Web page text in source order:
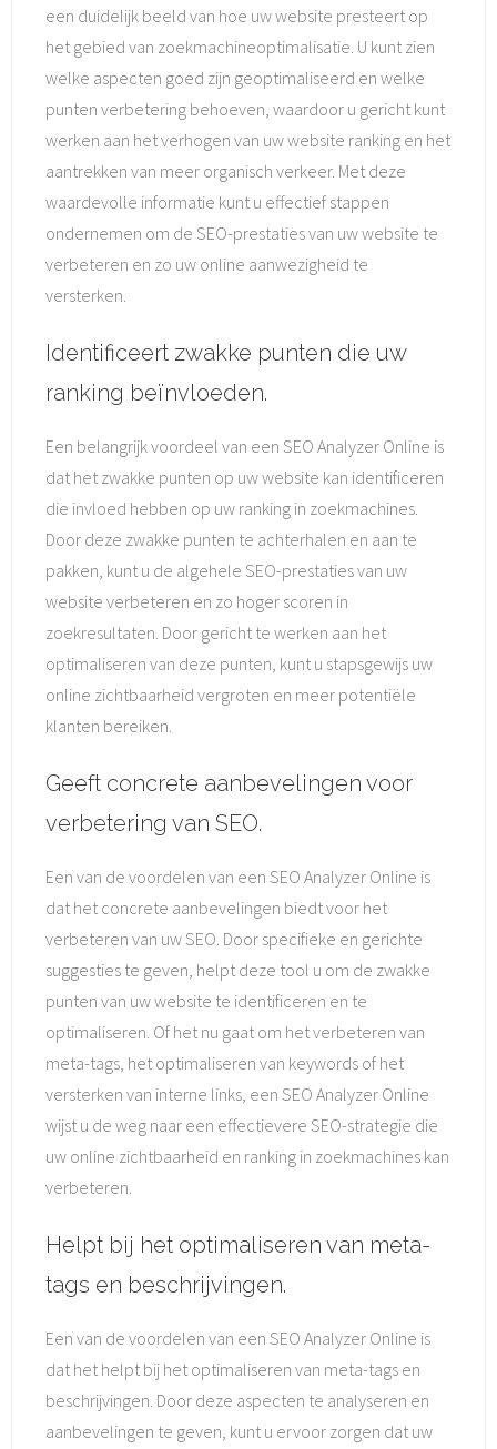
een duidelijk beeld van hoe uw website presteert op
het gebied van zoekmachineoptimalisatie. U kunt zien
welke aspecten goed zijn geoptimaliseerd en welke
punten verbetering behoeven, waardoor u gericht kunt
werken aan het verhogen van uw website ranking en het
aantrekken van meer organisch verkeer. Met deze
waardevolle informatie kunt u effectief stappen
ondernemen om de SEO-prestaties van uw website te
verbeteren en zo uw online aanwezigheid te
versterken.
Identificeert zwakke punten die uw
ranking beïnvloeden.
Een belangrijk voordeel van een SEO Analyzer Online is
dat het zwakke punten op uw website kan identificeren
die invloed hebben op uw ranking in zoekmachines.
Door deze zwakke punten te achterhalen en aan te
pakken, kunt u de algehele SEO-prestaties van uw
website verbeteren en zo hoger scoren in
zoekresultaten. Door gericht te werken aan het
optimaliseren van deze punten, kunt u stapsgewijs uw
online zichtbaarheid vergroten en meer potentiële
klanten bereiken.
Geeft concrete aanbevelingen voor
verbetering van SEO.
Een van de voordelen van een SEO Analyzer Online is
dat het concrete aanbevelingen biedt voor het
verbeteren van uw SEO. Door specifieke en gerichte
suggesties te geven, helpt deze tool u om de zwakke
punten van uw website te identificeren en te
optimaliseren. Of het nu gaat om het verbeteren van
meta-tags, het optimaliseren van keywords of het
versterken van interne links, een SEO Analyzer Online
wijst u de weg naar een effectievere SEO-strategie die
uw online zichtbaarheid en ranking in zoekmachines kan
verbeteren.
Helpt bij het optimaliseren van meta-
tags en beschrijvingen.
Een van de voordelen van een SEO Analyzer Online is
dat het helpt bij het optimaliseren van meta-tags en
beschrijvingen. Door deze aspecten te analyseren en
aanbevelingen te geven, kunt u ervoor zorgen dat uw